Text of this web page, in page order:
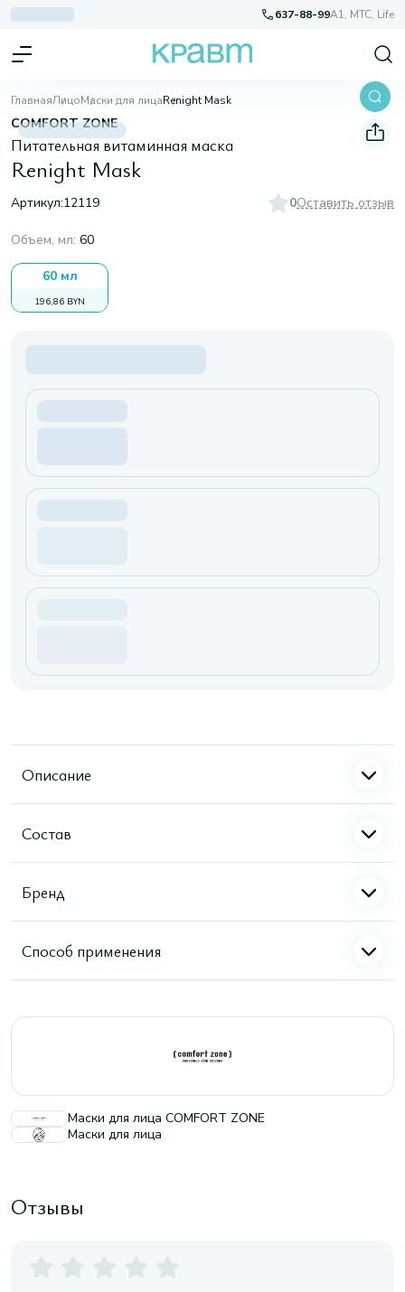
637-88-99A1, МТС, Life
ГлавнаяЛицоМаски для лицаRenight Mask
COMFORT ZONE
Питательная витаминная маска
Renight Mask
Артикул:12119 0Оставить отзыв
Объем, мл: 60
60 мл
196,86 BYN
Описание
Состав
Бренд
Способ применения
Маски для лица COMFORT ZONE
Маски для лица
Отзывы